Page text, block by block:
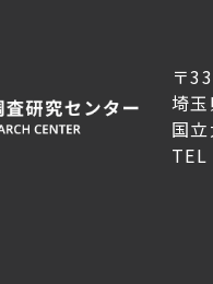
〒
埼
国
TEL